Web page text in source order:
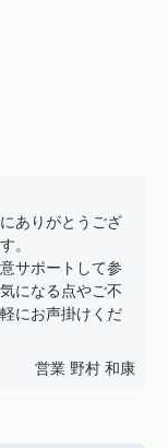
ありがとうござ
。
サポートして参
になる点やご不
にお声掛けくだ
営業 野村 和康